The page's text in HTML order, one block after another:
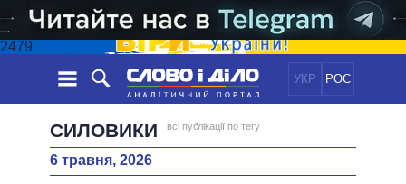
2479
УКР РОС
НОВИНИ
СТРІЧКА
СИЛОВИКИ всі публікації по тегу
6 травня, 2026